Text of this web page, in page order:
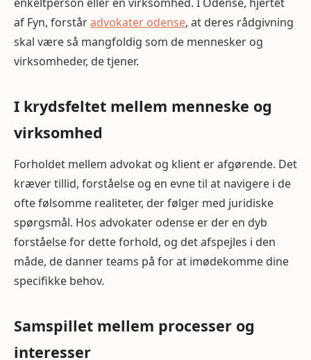
af Fyn, forståradvokater odense, at deres rådgivning
skal være så mangfoldig som de mennesker og
virksomheder, de tjener.
I krydsfeltet mellem menneske og
virksomhed
Forholdet mellem advokat og klient er afgørende. Det
kræver tillid, forståelse og en evne til at navigere i de
ofte følsomme realiteter, der følger med juridiske
spørgsmål. Hos advokater odense er der en dyb
forståelse for dette forhold, og det afspejles i den
måde, de danner teams på for at imødekomme dine
specifikke behov.
Samspillet mellem processer og
interesser